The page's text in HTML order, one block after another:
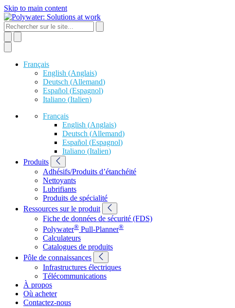
Skip to main content
Français
English (Anglais)
Deutsch (Allemand)
Español (Espagnol)
Italiano (Italien)
Français
English (Anglais)
Deutsch (Allemand)
Español (Espagnol)
Italiano (Italien)
Produits
Adhésifs/Produits d’étanchéité
Nettoyants
Lubrifiants
Produits de spécialité
Ressources sur le produit
Fiche de données de sécurité (FDS)
Polywater® Pull-Planner®
Calculateurs
Catalogues de produits
Pôle de connaissances
Infrastructures électriques
Télécommunications
À propos
Où acheter
Contactez-nous